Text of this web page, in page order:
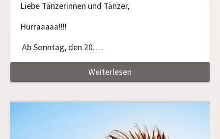
Liebe Tänzerinnen und Tänzer,
Hurraaaaa!!!!
Ab Sonntag, den 20.…
Weiterlesen